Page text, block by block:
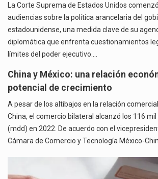
La Corte Suprema de Estados Unidos
audiencias sobre la política arancelaria del
estadounidense, una medida clave de su
diplomática que enfrenta cuestionamientos
límites del poder ejecutivo.…
China y México: una relación
potencial de crecimiento
A pesar de los altibajos en la relación
China, el comercio bilateral alcanzó los 116
(mdd) en 2022. De acuerdo con el
Cámara de Comercio y Tecnología México-